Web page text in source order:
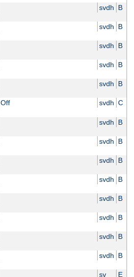
svdh B
svdh B
svdh B
svdh B
svdh B
Off svdh C
svdh B
svdh B
svdh B
svdh B
svdh B
svdh B
svdh B
svdh B
sv E